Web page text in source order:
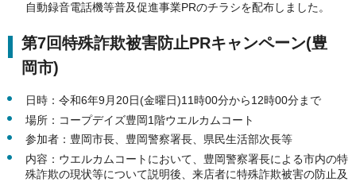
自動録音電話機等普及促進事業PRのチラシを配布しました。
第7回特殊詐欺被害防止PRキャンペーン(豊
岡市)
日時：令和6年9月20日(金曜日)11時00分から12時00分まで
場所：コープデイズ豊岡1階ウエルカムコート
参加者：豊岡市長、豊岡警察署長、県民生活部次長等
内容：ウエルカムコートにおいて、豊岡警察署長による市内の特
殊詐欺の現状等について説明後、来店者に特殊詐欺被害の防止及